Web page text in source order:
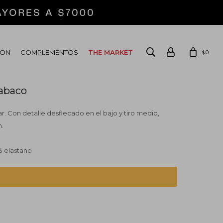
COMPLEMENTOS THE MARKET $0
Con detalle desflecado en el bajo y tiro medio,
elastano